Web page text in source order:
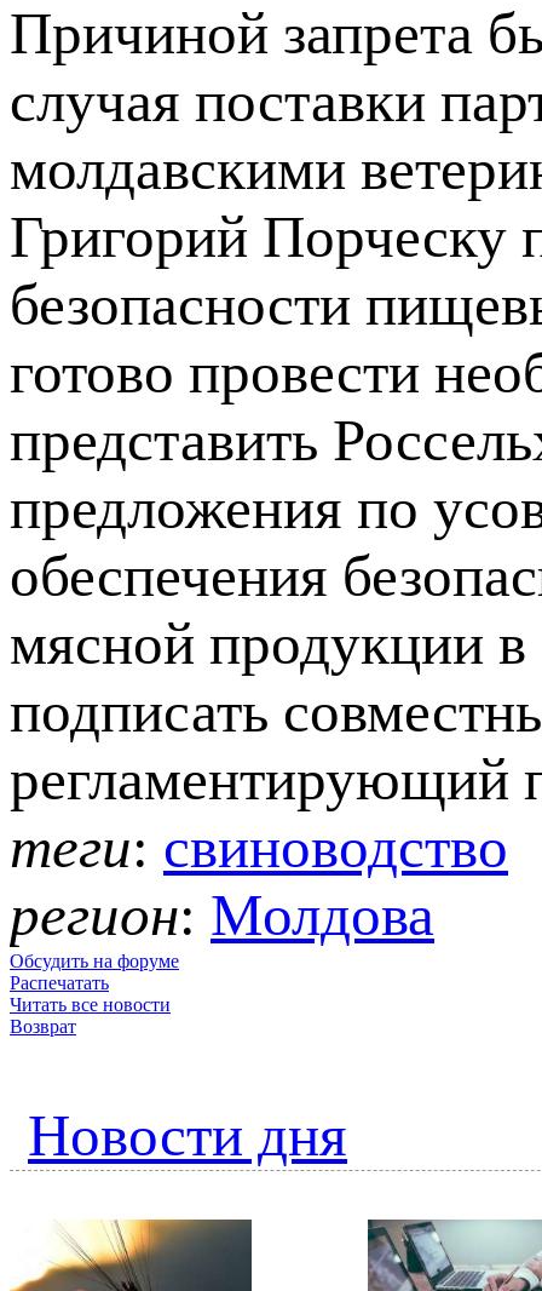
Причиной запрета
случая поставки
молдавскими
Григорий Порческу
безопасности
готово провести
представить
предложения по
обеспечения
мясной продукции
подписать
регламентирующий
теги: свиноводство
регион: Молдова
Обсудить на форуме
Распечатать
Читать все новости
Возврат
Новости дня